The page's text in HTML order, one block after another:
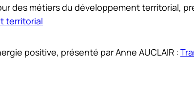
des métiers du développement territorial,
territorial
positive, présenté par Anne AUCLAIR :